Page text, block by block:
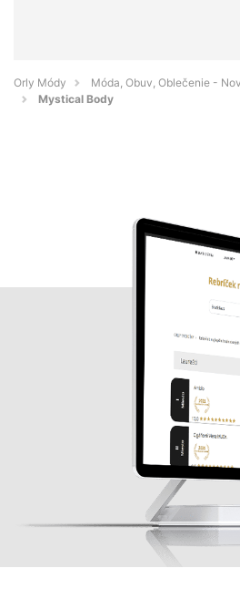
Orly Módy
Móda, Obuv, Oblečenie -
Mystical Body